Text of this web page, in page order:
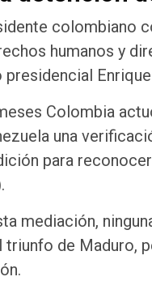
colombiano
humanos y
Colombia
una
para
mediación,
de Maduro,